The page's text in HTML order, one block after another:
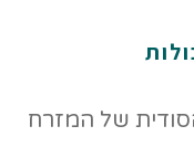
של המזרח